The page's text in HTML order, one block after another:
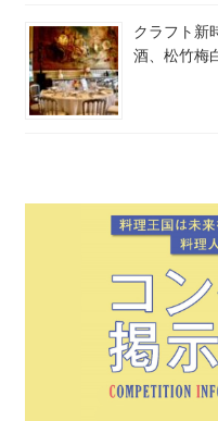
クラフト新
酒、松竹梅